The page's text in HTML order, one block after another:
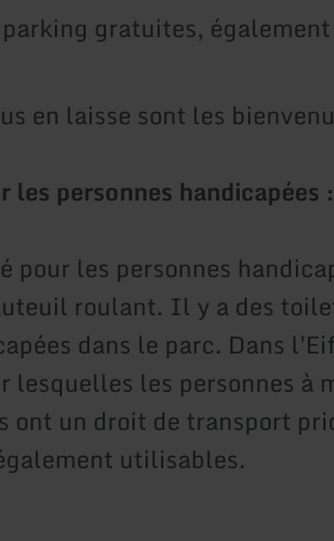
gratuites,
en laisse sont les
personnes handicapées :
pour les personnes
roulant. Il y a des
dans le parc. Dans
lesquelles les personnes
ont un droit de transport
utilisables.